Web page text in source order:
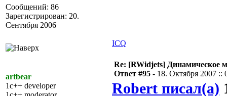
Сообщений: 86
Зарегистрирован: 20.
Сентября 2006
ICQ
artbear
1c++ developer
Re: [RWidjets] Динамическое
Ответ #95 - 18. Октября 2007 ::
Robert писал(а)